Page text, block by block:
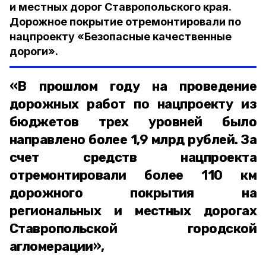
и местных дорог Ставропольского края.
Дорожное покрытие отремонтировали по
нацпроекту «Безопасные качественные
дороги».
«В прошлом году на проведение
дорожных работ по нацпроекту из
бюджетов трех уровней было
направлено более 1,9 млрд рублей. За
счет средств нацпроекта
отремонтировали более 110 км
дорожного покрытия на
региональных и местных дорогах
Ставропольской городской
агломерации»,